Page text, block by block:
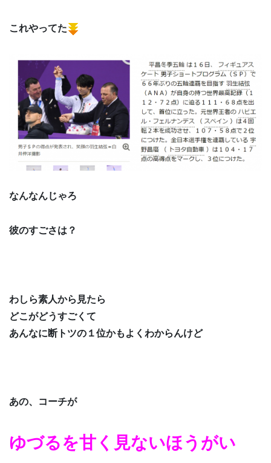
これやってた
なんなんじゃろ
彼のすごさは？
わしら素人から見たら
どこがどうすごくて
あんなに断トツの１位かもよくわからんけど
あの、コーチが
ゆづるを甘く見ないほうがい